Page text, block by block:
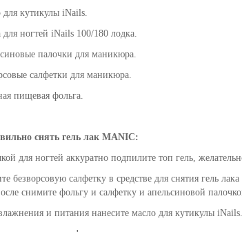
кутикулы iNails.
ногтей iNails 100/180 лодка.
палочки для маникюра.
салфетки для маникюра.
пищевая фольга.
снять гель лак MANIC:
для ногтей аккуратно подпилите топ гель,
безворсовую салфетку в средстве для снятия гель
снимите фольгу и салфетку и апельсиновой
и питания нанесите масло для кутикулы iNails.